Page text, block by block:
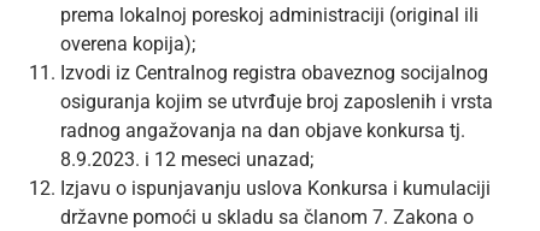
prema lokalnoj poreskoj administraciji (original ili
overena kopija);
Izvodi iz Centralnog registra obaveznog socijalnog
osiguranja kojim se utvrđuje broj zaposlenih i vrsta
radnog angažovanja na dan objave konkursa tj.
8.9.2023. i 12 meseci unazad;
Izjavu o ispunjavanju uslova Konkursa i kumulaciji
državne pomoći u skladu sa članom 7. Zakona o